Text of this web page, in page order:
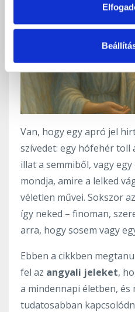
Van, hogy egy apró jel
szívedet: egy hófehér toll
illat a semmiből, vagy
mondja, amire a lelked
véletlen művei. Sokszor az
így neked – finoman,
arra, hogy sosem vagy
Ebben a cikkben
fel az angyali jeleket,
a mindennapi életben, és
tudatosabban